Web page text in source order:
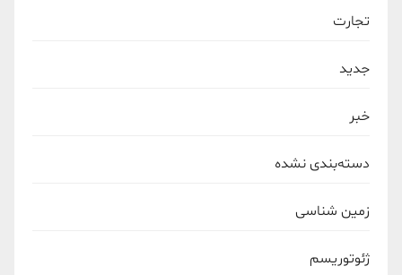
تجارت
جدید
خبر
دسته‌بندی نشده
زمین شناسی
ژئوتوریسم